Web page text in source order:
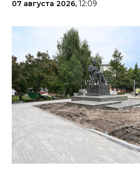
07 августа 2026, 12:09